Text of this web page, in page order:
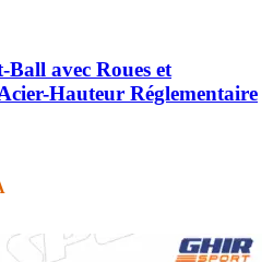
Ball avec Roues et
Hauteur Réglementaire